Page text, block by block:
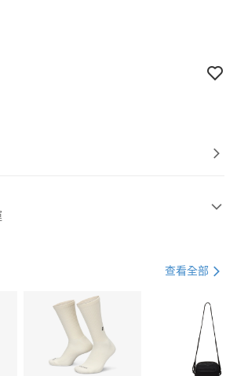
21家銀行
第一商業銀行
彰化商業銀行
查看全部